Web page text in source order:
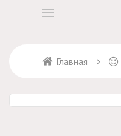
Главная